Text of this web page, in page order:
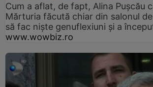
Cum a aflat, de fapt, Alina Pușcău
Mărturia făcută chiar din salonul
să fac niște genuflexiuni și a
www.wowbiz.ro